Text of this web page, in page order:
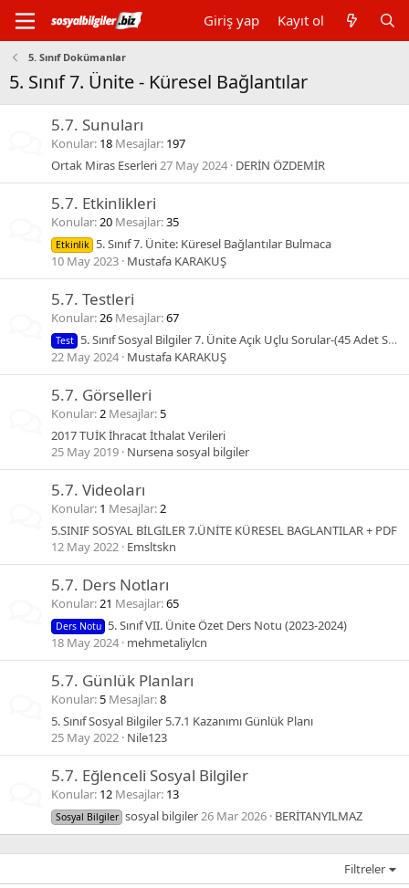
Giriş yap Kayıt ol
5. Sınıf Dokümanlar
5. Sınıf 7. Ünite - Küresel Bağlantılar
5.7. Sunuları
Konular 18 Mesajlar 197
Ortak Miras Eserleri27 May 2024 DERİN ÖZDEMİR
5.7. Etkinlikleri
Konular 20 Mesajlar 35
Etkinlik 5. Sınıf 7. Ünite: Küresel Bağlantılar Bulmaca
10 May 2023 Mustafa KARAKUŞ
5.7. Testleri
Konular 26 Mesajlar 67
Test 5. Sınıf Sosyal Bilgiler 7. Ünite Açık Uçlu Sorular-(45 Adet Soru) YENİ
22 May 2024 Mustafa KARAKUŞ
5.7. Görselleri
Konular 2 Mesajlar 5
2017 TUİK İhracat İthalat Verileri
25 May 2019 Nursena sosyal bilgiler
5.7. Videoları
Konular 1 Mesajlar 2
5.SINIF SOSYAL BİLGİLER 7.ÜNİTE KÜRESEL BAGLANTILAR + PDF
12 May 2022 Emsltskn
5.7. Ders Notları
Konular 21 Mesajlar 65
Ders Notu 5. Sınıf VII. Ünite Özet Ders Notu (2023-2024)
18 May 2024 mehmetaliylcn
5.7. Günlük Planları
Konular 5 Mesajlar 8
5. Sınıf Sosyal Bilgiler 5.7.1 Kazanımı Günlük Planı
25 May 2022 Nile123
5.7. Eğlenceli Sosyal Bilgiler
Konular 12 Mesajlar 13
Sosyal Bilgiler sosyal bilgiler26 Mar 2026 BERİTANYILMAZ
Filtreler